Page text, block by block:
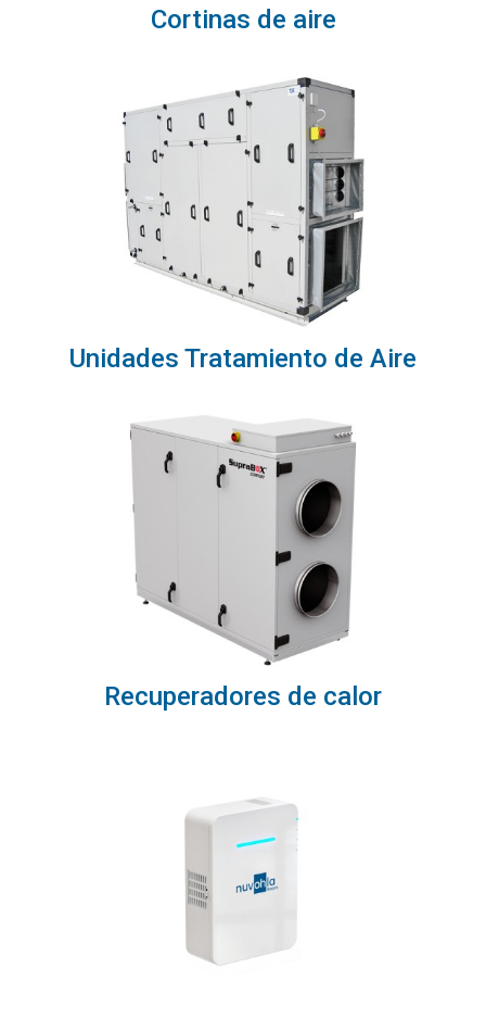
Cortinas de aire
Unidades Tratamiento de Aire
Recuperadores de calor